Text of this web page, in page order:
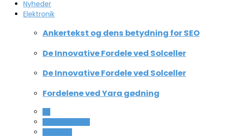
Nyheder
Elektronik
Ankertekst og dens betydning for SEO
De Innovative Fordele ved Solceller
De Innovative Fordele ved Solceller
Fordelene ved Yara gødning